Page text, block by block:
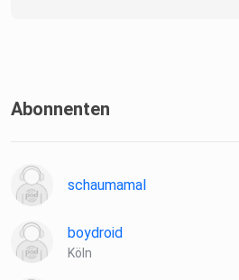
Abonnenten
schaumamal
boydroid
Köln